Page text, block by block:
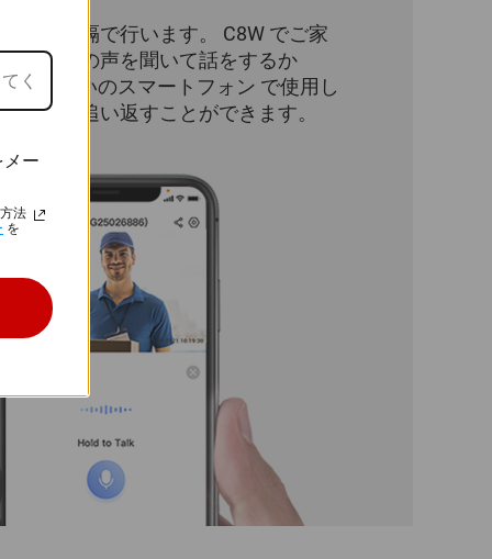
信は遠隔で行います。 C8W でご家
訪問者の声を聞いて話をするか
をお使いのスマートフォン で使用し
問者を追い返すことができます。
ー
法
を